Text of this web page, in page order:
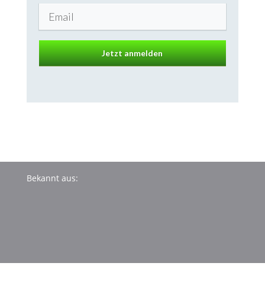
Jetzt anmelden
Bekannt aus: